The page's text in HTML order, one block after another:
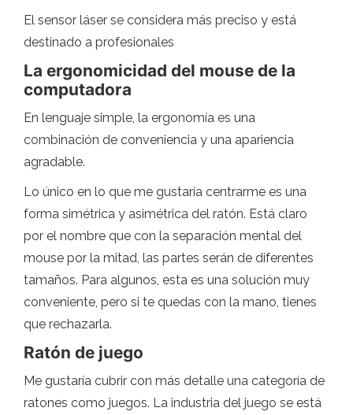
El sensor láser se considera más preciso y está
destinado a profesionales
La ergonomicidad del mouse de la
computadora
En lenguaje simple, la ergonomía es una
combinación de conveniencia y una apariencia
agradable.
Lo único en lo que me gustaría centrarme es una
forma simétrica y asimétrica del ratón. Está claro
por el nombre que con la separación mental del
mouse por la mitad, las partes serán de diferentes
tamaños. Para algunos, esta es una solución muy
conveniente, pero si te quedas con la mano, tienes
que rechazarla.
Ratón de juego
Me gustaría cubrir con más detalle una categoría de
ratones como juegos. La industria del juego se está